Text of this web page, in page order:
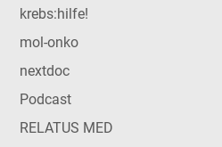
krebs:hilfe!
mol-onko
nextdoc
Podcast
RELATUS MED